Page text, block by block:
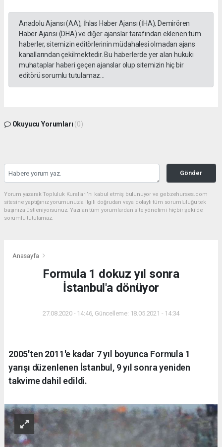
Anadolu Ajansı (AA), İhlas Haber Ajansı (İHA), Demirören
Haber Ajansı (DHA) ve diğer ajanslar tarafından eklenen tüm
haberler, sitemizin editörlerinin müdahalesi olmadan ajans
kanallarından çekilmektedir. Bu haberlerde yer alan hukuki
muhataplar haberi geçen ajanslar olup sitemizin hiç bir
editörü sorumlu tutulamaz...
Okuyucu Yorumları (0)
Gönder
Yorum yazarak Topluluk Kuralları’nı kabul etmiş bulunuyor ve gebzehurses.com
sitesine yaptığınız yorumunuzla ilgili doğrudan veya dolaylı tüm sorumluluğu tek
başınıza üstleniyorsunuz. Yazılan tüm yorumlardan site yönetimi hiçbir şekilde
sorumlu tutulamaz.
Anasayfa
Formula 1 dokuz yıl sonra
İstanbul'a dönüyor
27.08.2020 - 14:46, Güncelleme: 18.05.2021 - 14:34
2005'ten 2011'e kadar 7 yıl boyunca Formula 1
yarışı düzenlenen İstanbul, 9 yıl sonra yeniden
takvime dahil edildi.